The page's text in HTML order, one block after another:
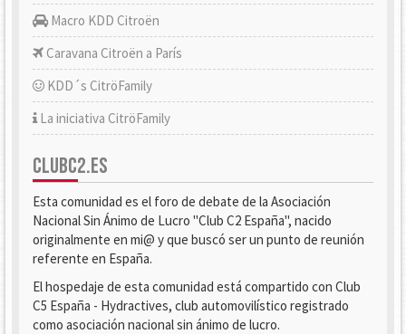
Macro KDD Citroën
Caravana Citroën a París
KDD´s CitröFamily
La iniciativa CitröFamily
CLUBC2.ES
Esta comunidad es el foro de debate de la Asociación
Nacional Sin Ánimo de Lucro "Club C2 España", nacido
originalmente en mi@ y que buscó ser un punto de reunión
referente en España.
El hospedaje de esta comunidad está compartido con Club
C5 España - Hydractives, club automovilístico registrado
como asociación nacional sin ánimo de lucro.